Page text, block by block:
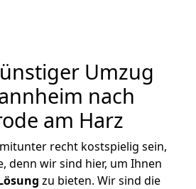
Umzug
nach
am Harz
recht kostspielig sein,
denn wir sind hier, um Ihnen
zu bieten. Wir sind die